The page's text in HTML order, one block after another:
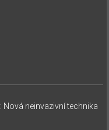
: Nová neinvazivní technika